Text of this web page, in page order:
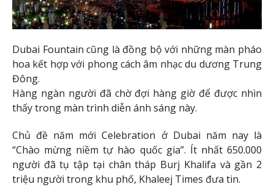
Dubai Fountain cũng là đồng bộ với những màn pháo
hoa kết hợp với phong cách âm nhạc du dương Trung
Đông.
Hàng ngàn người đã chờ đợi hàng giờ để được nhìn
thấy trong màn trình diễn ánh sáng này.
Chủ đề năm mới Celebration ở Dubai năm nay là
“Chào mừng niềm tự hào quốc gia”. Ít nhất 650.000
người đã tụ tập tại chân tháp Burj Khalifa và gần 2
triệu người trong khu phố, Khaleej Times đưa tin.